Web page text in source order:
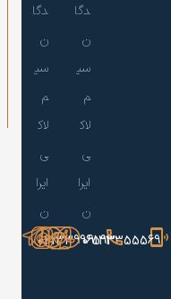
دگا
ن
سی
م
لاک
ی
ایرا
ن
دگا
ن
سی
م
لاک
ی
ایرا
ن
09123355569
02133996593